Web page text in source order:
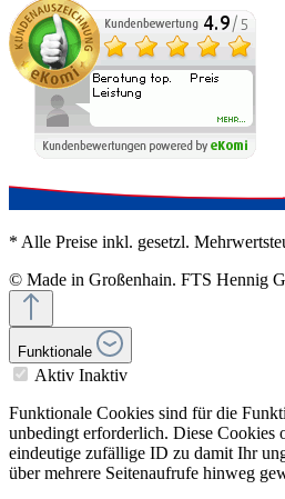
* Alle Preise inkl. gesetzl.
© Made in Großenhain. FTS Hennig
Funktionale
Aktiv Inaktiv
Funktionale Cookies sind für die
unbedingt erforderlich. Diese Cookies
eindeutige zufällige ID zu damit Ihr
über mehrere Seitenaufrufe hinweg